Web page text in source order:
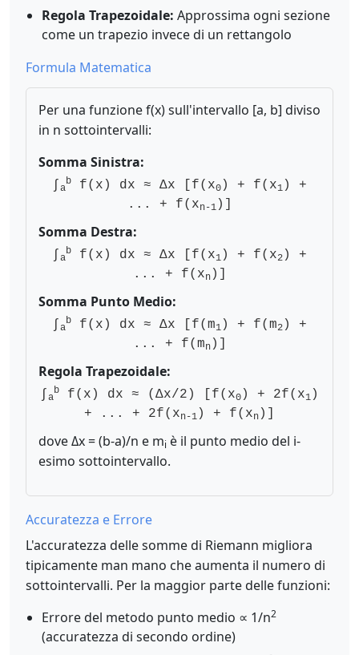
Regola Trapezoidale: Approssima ogni sezione
come un trapezio invece di un rettangolo
Formula Matematica
Per una funzione f(x) sull'intervallo [a, b] diviso
in n sottointervalli:
Somma Sinistra:
a
b f(x) dx ≈ Δx [f(x0 ) + f(x1 ) +
... + f(xn-1 )]
Somma Destra:
a
b f(x) dx ≈ Δx [f(x1 ) + f(x2 ) +
... + f(xn)]
Somma Punto Medio:
a
b f(x) dx ≈ Δx [f(m1 ) + f(m2 ) +
... + f(mn)]
Regola Trapezoidale:
a
b f(x) dx ≈ (Δx/2) [f(x0 ) + 2f(x1 )
+ ... + 2f(xn-1 ) + f(xn )]
dove Δx = (b-a)/n e mi è il punto medio del i-
esimo sottointervallo.
Accuratezza e Errore
L'accuratezza delle somme di Riemann migliora
tipicamente man mano che aumenta il numero di
sottointervalli. Per la maggior parte delle funzioni:
Errore del metodo punto medio ∝ 1/n2
(accuratezza di secondo ordine)